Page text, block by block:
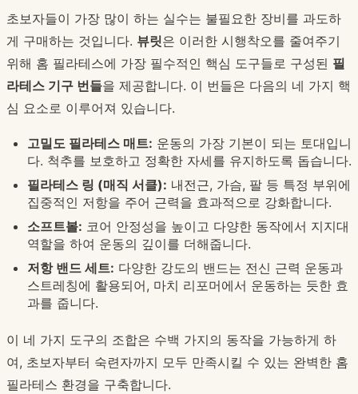
초보자들이 가장 많이 하는 실수는 불필요한 장비를 과도하
게 구매하는 것입니다. 뷰릿은 이러한 시행착오를 줄여주기
위해 홈 필라테스에 가장 필수적인 핵심 도구들로 구성된 필
라테스 기구 번들을 제공합니다. 이 번들은 다음의 네 가지 핵
심 요소로 이루어져 있습니다.
고밀도 필라테스 매트: 운동의 가장 기본이 되는 토대입니
다. 척추를 보호하고 정확한 자세를 유지하도록 돕습니다.
필라테스 링 (매직 서클): 내전근, 가슴, 팔 등 특정 부위에
집중적인 저항을 주어 근력을 효과적으로 강화합니다.
소프트볼: 코어 안정성을 높이고 다양한 동작에서 지지대
역할을 하여 운동의 깊이를 더해줍니다.
저항 밴드 세트: 다양한 강도의 밴드는 전신 근력 운동과
스트레칭에 활용되어, 마치 리포머에서 운동하는 듯한 효
과를 줍니다.
이 네 가지 도구의 조합은 수백 가지의 동작을 가능하게 하
여, 초보자부터 숙련자까지 모두 만족시킬 수 있는 완벽한 홈
필라테스 환경을 구축합니다.